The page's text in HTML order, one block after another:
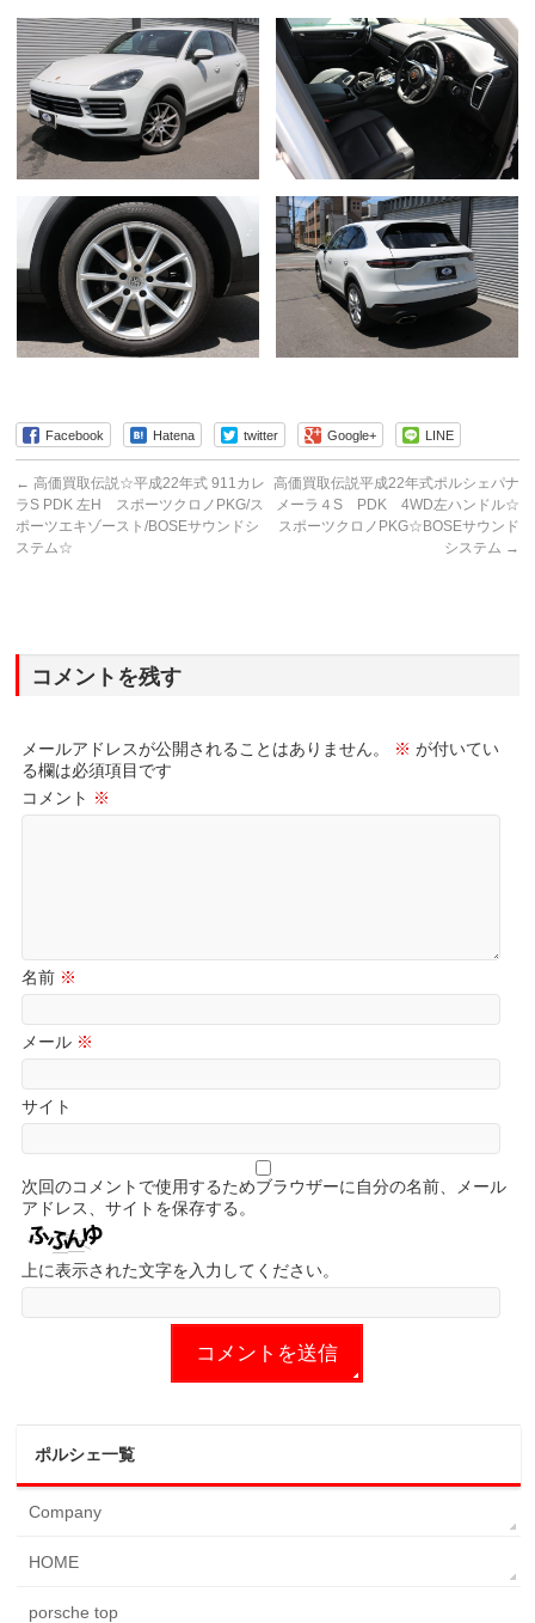
Facebook Hatena twitter Google+ LINE
← 高価買取伝説☆平成22年式 911カレ
ラS PDK 左H スポーツクロノPKG/ス
ポーツエキゾースト/BOSEサウンドシ
ステム☆
高価買取伝説平成22年式ポルシェパナ
メーラ４S PDK 4WD左ハンドル☆
スポーツクロノPKG☆BOSEサウンド
システム →
コメントを残す
メールアドレスが公開されることはありません。 ※ が付いてい
る欄は必須項目です
コメント ※
名前 ※
メール ※
サイト
次回のコメントで使用するためブラウザーに自分の名前、メール
アドレス、サイトを保存する。
上に表示された文字を入力してください。
ポルシェ一覧
Company
HOME
porsche top